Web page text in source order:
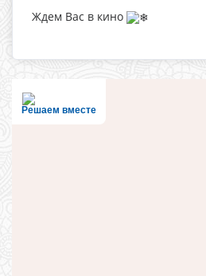
Ждем Вас в кино
Решаем вместе